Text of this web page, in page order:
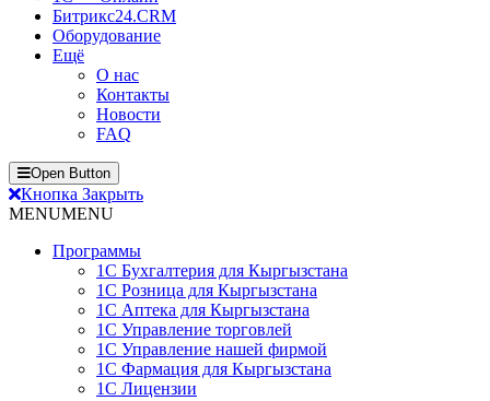
Битрикс24.CRM
Оборудование
Ещё
О нас
Контакты
Новости
FAQ
Open Button
Кнопка Закрыть
MENUMENU
Программы
1С Бухгалтерия для Кыргызстана
1С Розница для Кыргызстана
1С Аптека для Кыргызстана
1С Управление торговлей
1С Управление нашей фирмой
1С Фармация для Кыргызстана
1С Лицензии